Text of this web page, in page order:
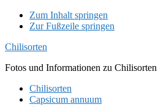
Zum Inhalt springen
Zur Fußzeile springen
Chilisorten
Fotos und Informationen zu Chilisorten
Chilisorten
Capsicum annuum